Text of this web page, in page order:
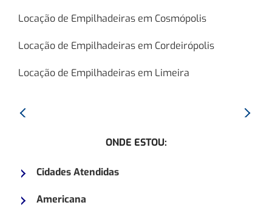
Locação de Empilhadeiras em Cosmópolis
Locação de Empilhadeiras em Cordeirópolis
Locação de Empilhadeiras em Limeira
Anterior:
ONDE ESTOU:
Cidades Atendidas
Americana